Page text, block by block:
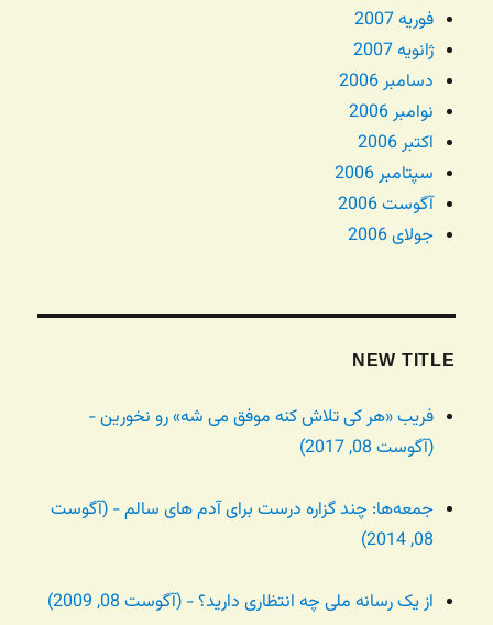
فوریه 2007
ژانویه 2007
دسامبر 2006
نوامبر 2006
اکتبر 2006
سپتامبر 2006
آگوست 2006
جولای 2006
NEW TITLE
فریب «هر کی تلاش کنه موفق می شه» رو نخورین -
(آگوست 08, 2017)
جمعه‌ها: چند گزاره درست برای آدم های سالم - (آگوست
08, 2014)
از یک رسانه ملی چه انتظاری دارید؟ - (آگوست 08, 2009)